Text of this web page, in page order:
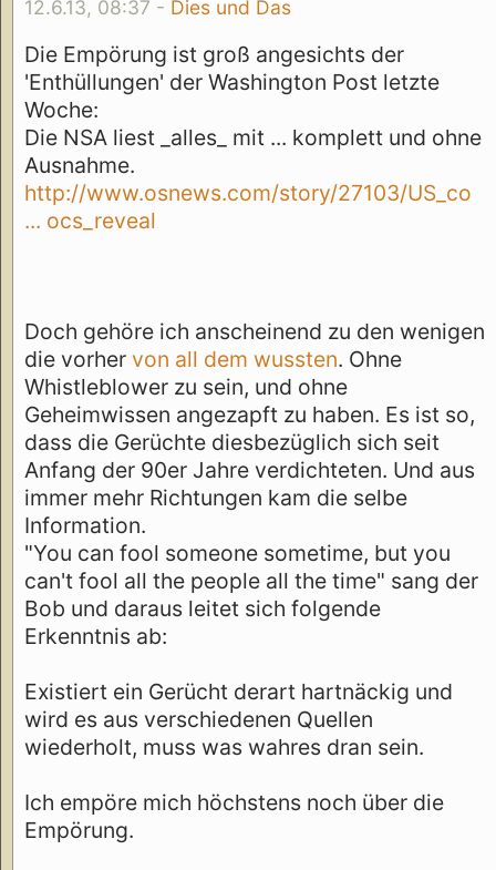
12.6.13, 08:37 - Dies und Das
Die Empörung ist groß angesichts der
'Enthüllungen' der Washington Post letzte
Woche:
Die NSA liest _alles_ mit ... komplett und ohne
Ausnahme.
http://www.osnews.com/story/27103/US_co
... ocs_reveal
Doch gehöre ich anscheinend zu den wenigen
die vorher von all dem wussten. Ohne
Whistleblower zu sein, und ohne
Geheimwissen angezapft zu haben. Es ist so,
dass die Gerüchte diesbezüglich sich seit
Anfang der 90er Jahre verdichteten. Und aus
immer mehr Richtungen kam die selbe
Information.
"You can fool someone sometime, but you
can't fool all the people all the time" sang der
Bob und daraus leitet sich folgende
Erkenntnis ab:
Existiert ein Gerücht derart hartnäckig und
wird es aus verschiedenen Quellen
wiederholt, muss was wahres dran sein.
Ich empöre mich höchstens noch über die
Empörung.